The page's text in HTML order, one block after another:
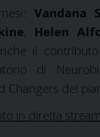
Vandana
, Helen
il
di
del
in diretta